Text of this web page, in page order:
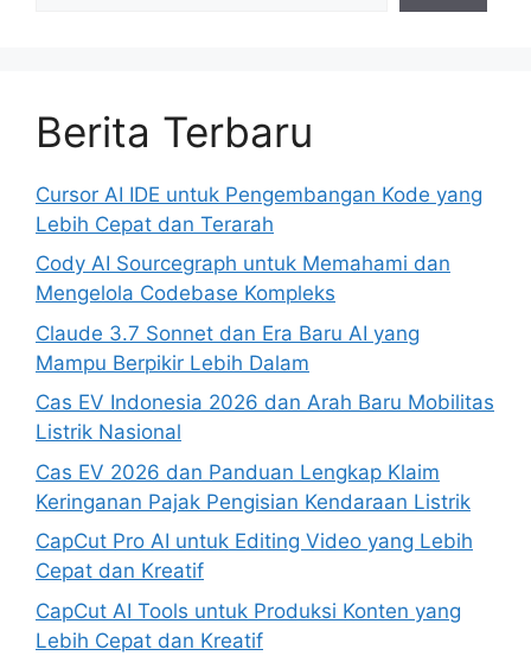
Berita Terbaru
Cursor AI IDE untuk Pengembangan Kode yang
Lebih Cepat dan Terarah
Cody AI Sourcegraph untuk Memahami dan
Mengelola Codebase Kompleks
Claude 3.7 Sonnet dan Era Baru AI yang
Mampu Berpikir Lebih Dalam
Cas EV Indonesia 2026 dan Arah Baru Mobilitas
Listrik Nasional
Cas EV 2026 dan Panduan Lengkap Klaim
Keringanan Pajak Pengisian Kendaraan Listrik
CapCut Pro AI untuk Editing Video yang Lebih
Cepat dan Kreatif
CapCut AI Tools untuk Produksi Konten yang
Lebih Cepat dan Kreatif